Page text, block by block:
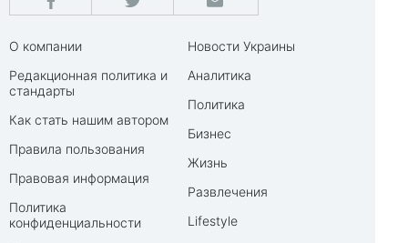
О компании
Редакционная политика и
стандарты
Как стать нашим автором
Правила пользования
Правовая информация
Политика
конфиденциальности
Новости Украины
Аналитика
Политика
Бизнес
Жизнь
Развлечения
Lifestyle